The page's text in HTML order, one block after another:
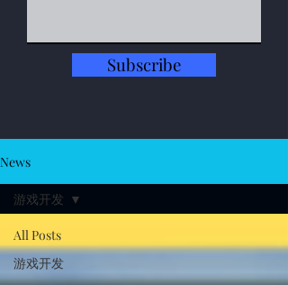
Subscribe
News
All Posts
游戏开发
游戏开发